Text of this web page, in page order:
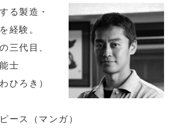
る製造・
経験。
三代目、
士
ひろき）
ス（マンガ）